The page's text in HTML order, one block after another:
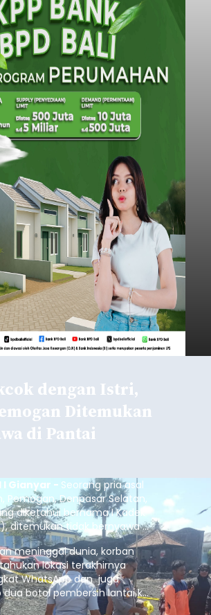
dengan Istri,
Ditemukan
di Pantai
Gianyar - Seorang pria asal
Pemogan, Denpasar Selatan,
diketahui bernama I Kadek
ditemukan tidak bernyawa di
Sukawati.
meninggal dunia, korban
lokasi terakhirnya
WhatsApp dan juga
botol pembersih lantai ke